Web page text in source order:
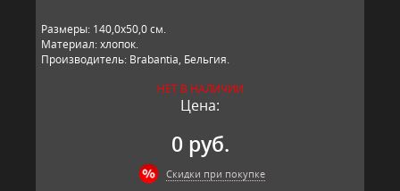
Размеры: 140,0х50,0 см.
Материал: хлопок.
Производитель: Brabantia, Бельгия.
НЕТ В НАЛИЧИИ
Цена:
0 руб.
Скидки при покупке